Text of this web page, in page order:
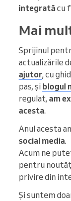
integratăcu
Mai
Sprijinul
actualizările
ajutor, cu
pas, și blogul
regulat, am
acesta.
Anul acesta
social media.
Acum ne
pentru
privire din
Și suntem